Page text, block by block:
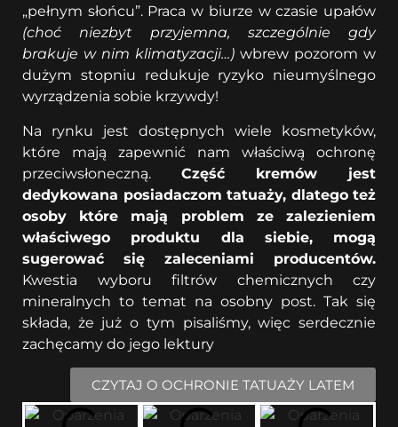
„pełnym słońcu”. Praca w biurze w czasie upałów
(choć niezbyt przyjemna, szczególnie gdy
brakuje w nim klimatyzacji…) wbrew pozorom w
dużym stopniu redukuje ryzyko nieumyślnego
wyrządzenia sobie krzywdy!
Na rynku jest dostępnych wiele kosmetyków,
które mają zapewnić nam właściwą ochronę
przeciwsłoneczną. Część kremów jest
dedykowana posiadaczom tatuaży, dlatego też
osoby które mają problem ze zalezieniem
właściwego produktu dla siebie, mogą
sugerować się zaleceniami producentów.
Kwestia wyboru filtrów chemicznych czy
mineralnych to temat na osobny post. Tak się
składa, że już o tym pisaliśmy, więc serdecznie
zachęcamy do jego lektury
CZYTAJ O OCHRONIE TATUAŻY LATEM